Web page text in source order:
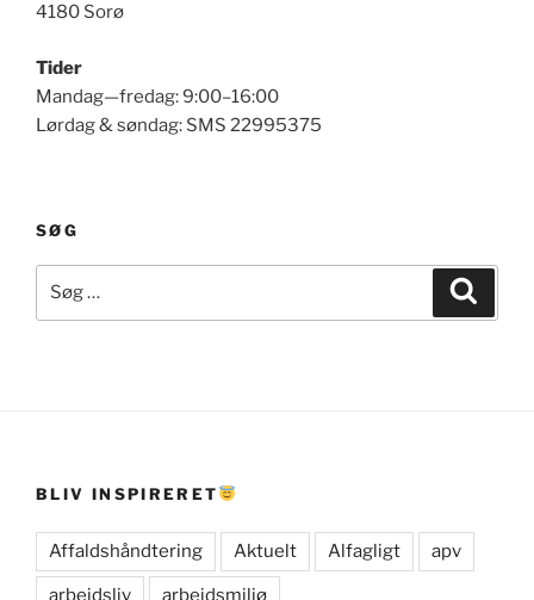
4180 Sorø
Tider
Mandag—fredag: 9:00–16:00
Lørdag & søndag: SMS 22995375
SØG
efter:
BLIV INSPIRERET
Affaldshåndtering Aktuelt Alfagligt apv
arbejdsliv arbejdsmiljø